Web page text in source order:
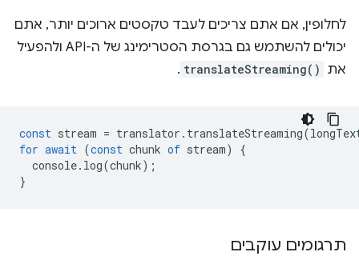
לחלופין, אם אתם צריכים לעבד טקסטים ארוכים יותר, אתם
יכולים להשתמש גם בגרסת הסטרימינג של ה-API ולהפעיל
את translateStreaming()
.
const stream = translator . translateStreaming(
for await (const chunk of stream)
{
console. log(chunk);
}
תרגומים עוקבים